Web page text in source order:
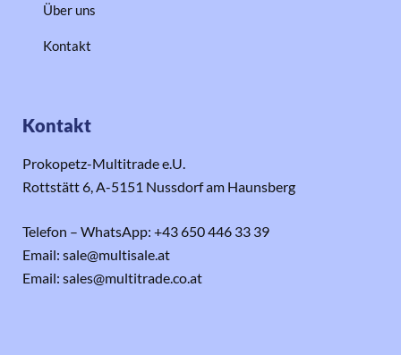
Über uns
Kontakt
Kontakt
Prokopetz-Multitrade e.U.
Rottstätt 6, A-5151 Nussdorf am Haunsberg
Telefon – WhatsApp: +43 650 446 33 39
Email: sale@multisale.at
Email: sales@multitrade.co.at